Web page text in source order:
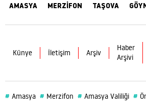
AMASYA MERZİFON TAŞOVA
Künye İletişim Arşiv
Haber
Arşivi
# Amasya # Merzifon # Amasya Valiliği #